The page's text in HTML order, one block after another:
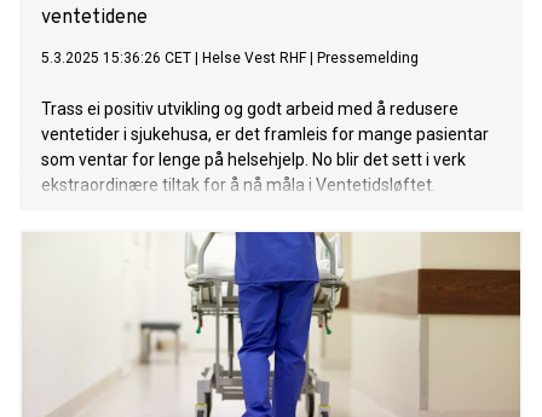
ventetidene
5.3.2025 15:36:26 CET Helse Vest RHF| Pressemelding
Trass ei positiv utvikling og godt arbeid med å redusere
ventetider i sjukehusa, er det framleis for mange pasientar
som ventar for lenge på helsehjelp. No blir det sett i verk
ekstraordinære tiltak for å nå måla i Ventetidsløftet.